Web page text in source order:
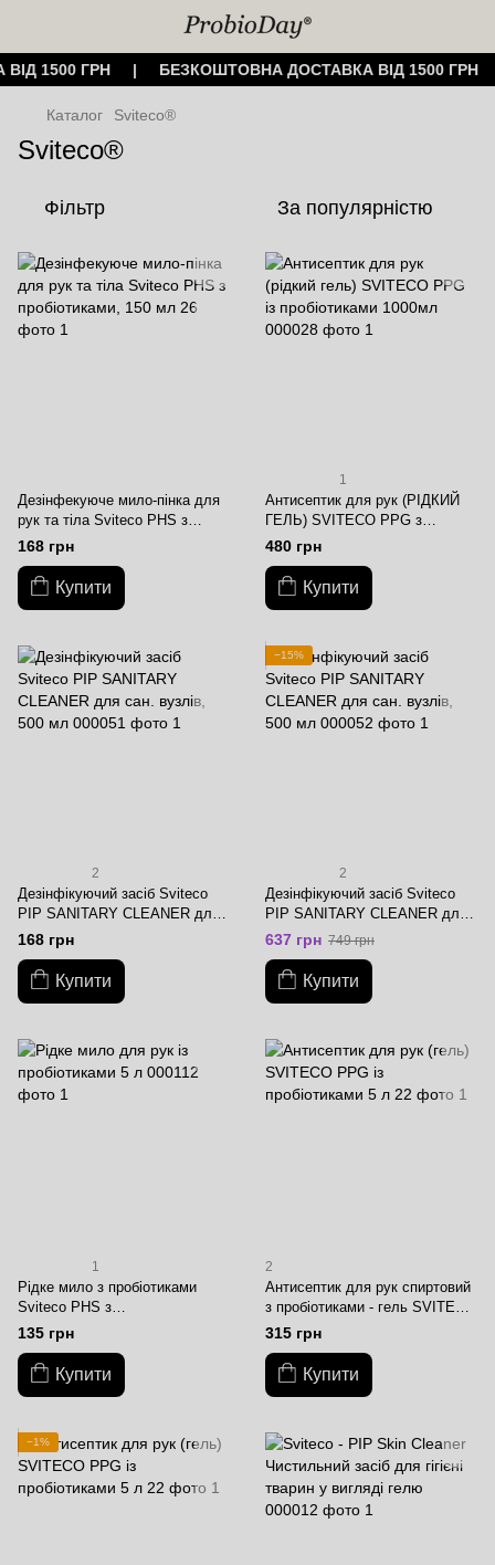
1500 ГРН | БЕЗКОШТОВНА ДОСТАВКА ВІД 1500
Каталог Sviteco®
Sviteco®
Фільтр За популярністю
Дезінфекуюче мило-пінка для
рук та тіла Sviteco PHS з
пробіотиками, 150 мл
168 грн
Купити
1
Антисептик для рук (РІДКИЙ
ГЕЛЬ) SVITECO PPG з
пробіотиками, 1 л
480 грн
Купити
2
Дезінфікуючий засіб Sviteco
PIP SANITARY CLEANER для
сан.вузлів, 500 мл
168 грн
Купити
−15%
2
Дезінфікуючий засіб Sviteco
PIP SANITARY CLEANER для
сан.вузлів, 5 л
637 грн 749 грн
Купити
1
Рідке мило з пробіотиками
Sviteco PHS з
антибактеріальним ефектом,
500 мл
135 грн
Купити
2
Антисептик для рук спиртовий
з пробіотиками - гель SVITECO
PPG, 500 мл
315 грн
Купити
−1%